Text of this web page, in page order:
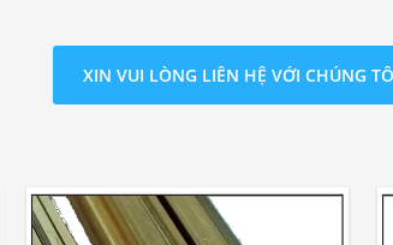
XIN VUI LÒNG LIÊN HỆ VỚI CHÚNG